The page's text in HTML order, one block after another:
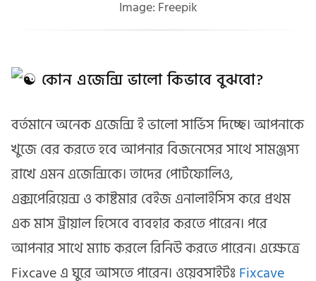
Image: Freepik
কোন এজেন্সি ভালো কিভাবে বুঝবো?
বর্তমানে অনেক এজেন্সি ই ভালো সার্ভিস দিচ্ছে। আপনাকে
খুজে বের করতে হবে আপনার বিজনেসের সাথে সামঞ্জস্য
রাখে এমন এজেন্সিকে। তাদের পোর্টফোলিও,
এক্সপেরিয়েন্স ও কাষ্টমার বেইজ এনালাইসিস করে প্রথম
এক মাস ট্রায়াল হিসেবে ব্যবহার করতে পারেন। পরে
আপনার সাথে ম্যাচ করলে রিনিউ করতে পারেন। এক্ষেত্রে
Fixcave এ ঘুরে আসতে পারেন। ওয়েবসাইটঃFixcave